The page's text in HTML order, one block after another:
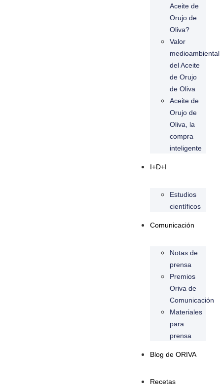
Aceite de
Orujo de
Oliva?
Valor
medioambiental
del Aceite
de Orujo
de Oliva
Aceite de
Orujo de
Oliva, la
compra
inteligente
I+D+I
Estudios
científicos
Comunicación
Notas de
prensa
Premios
Oriva de
Comunicación
Materiales
para
prensa
Blog de ORIVA
Recetas